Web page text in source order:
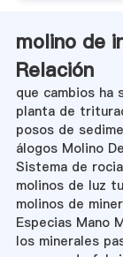
molino de
Relación
que cambios ha
planta de
posos de
álogos Molino
Sistema de
molinos de luz
molinos de
Especias Mano
los minerales